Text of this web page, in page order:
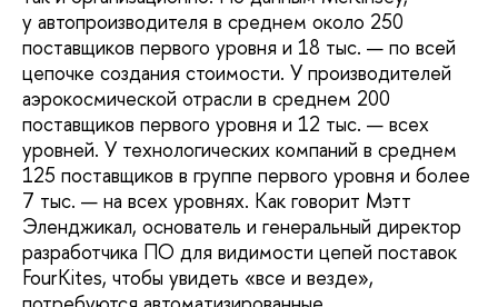
у автопроизводителя в среднем около 250
поставщиков первого уровня и 18 тыс. — по всей
цепочке создания стоимости. У производителей
аэрокосмической отрасли в среднем 200
поставщиков первого уровня и 12 тыс. — всех
уровней. У технологических компаний в среднем
125 поставщиков в группе первого уровня и более
7 тыс. — на всех уровнях. Как говорит Мэтт
Эленджикал, основатель и генеральный директор
разработчика ПО для видимости цепей поставок
FourKites, чтобы увидеть «все и везде»,